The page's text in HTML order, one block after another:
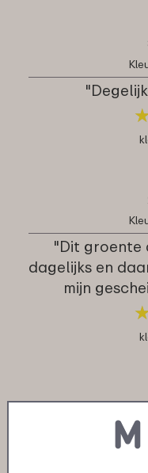
"Dit groente
dagelijks en
mijn